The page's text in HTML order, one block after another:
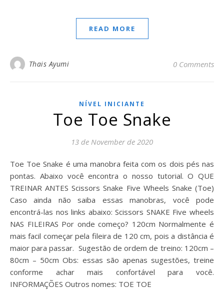
READ MORE
Thais Ayumi 0 Comments
NÍVEL INICIANTE
Toe Toe Snake
13 de November de 2020
Toe Toe Snake é uma manobra feita com os dois pés nas
pontas. Abaixo você encontra o nosso tutorial. O QUE
TREINAR ANTES Scissors Snake Five Wheels Snake (Toe)
Caso ainda não saiba essas manobras, você pode
encontrá-las nos links abaixo: Scissors SNAKE Five wheels
NAS FILEIRAS Por onde começo? 120cm Normalmente é
mais facil começar pela fileira de 120 cm, pois a distância é
maior para passar. Sugestão de ordem de treino: 120cm –
80cm – 50cm Obs: essas são apenas sugestões, treine
conforme achar mais confortável para você.
INFORMAÇÕES Outros nomes: TOE TOE